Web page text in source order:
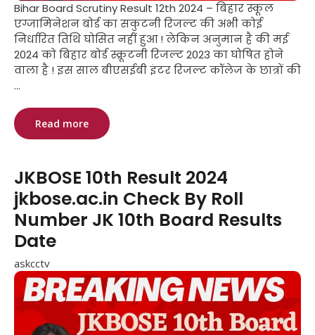
Bihar Board Scrutiny Result 12th 2024 – बिहार स्कूल
एग्जामिनेशन बोर्ड का सकुटनी रिजल्ट की अभी कोई
निर्धारित तिथि घोसित नहीं हुआ ! लेकिन अनुमान है की मई
2024 को बिहार बोर्ड स्क्रूटनी रिजल्ट 2023 का घोषित होने
वाला है ! इस साल बीएसईबी इंटर रिजल्ट कॉलेज के छात्रों की
...
Read more
JKBOSE 10th Result 2024
jkbose.ac.in Check By Roll
Number JK 10th Board Results
Date
askcctv